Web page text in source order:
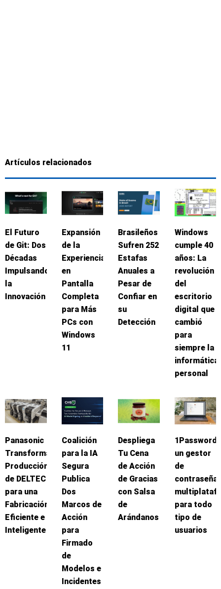
Artículos relacionados
El Futuro
de Git: Dos
Décadas
Impulsando
la
Innovación
Expansión
de la
Experiencia
en
Pantalla
Completa
para Más
PCs con
Windows
11
Brasileños
Sufren 252
Estafas
Anuales a
Pesar de
Confiar en
su
Detección
Windows
cumple 40
años: La
revolución
del
escritorio
digital que
cambió
para
siempre la
informática
personal
Panasonic
Transforma
Producción
de DELTEC
para una
Fabricación
Eficiente e
Inteligente
Coalición
para la IA
Segura
Publica
Dos
Marcos de
Acción
para
Firmado
de
Modelos e
Incidentes
Despliega
Tu Cena
de Acción
de Gracias
con Salsa
de
Arándanos
1Password:
un gestor
de
para todo
tipo de
usuarios